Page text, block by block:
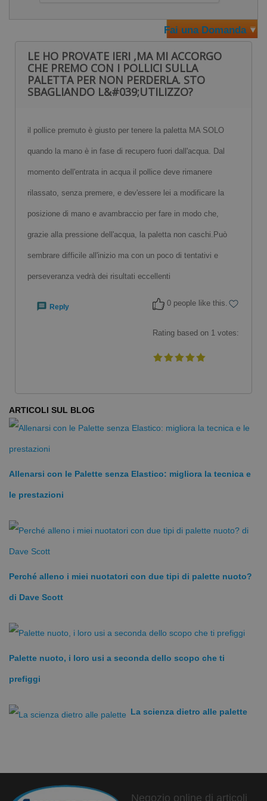
Palette Tecniche Agility Paddlesnon sono soltanto
resistenti ma l'assenza dell'elastico le rende più
confortevoli da indossare per il nuotatore e non crea
problemi agli allenatori con perdite di tempo per elastici
nuove&nbsp;Palette Tecniche Agility
Paddles senza elastico
aiutato a concentrare i miei sforzi sul perfezionare la mia
fase di presa e trazione durante il mio ciclo di bracciata. A
causa dell'assenza dell'elastico è necessario mantenere
una pressione continua per impedire che la paletta si
olimpico 2008 “Al contrario di altre palette tecniche queste
sono modellate alla perfezione per adattarsi alla mano. Mi
significa che posso mettere in pratica al meglio la
meccanica della mia bracciata.”
Caratteristiche delle Palette Tecniche
Senza elastico
La forma ergonomica è modellata alla perfezione per
Favorisce la trazione in anticipo
farfalla
Bordi laterali
Fai una Domanda
LE HO PROVATE IERI ,MA MI ACCORGO
CHE PREMO CON I POLLICI SULLA
PALETTA PER NON PERDERLA. STO
SBAGLIANDO L&#039;UTILIZZO?
il pollice premuto è giusto per tenere la paletta MA SOLO
quando la mano è in fase di recupero fuori dall'acqua. Dal
momento dell'entrata in acqua il pollice deve rimanere
rilassato, senza premere, e dev'essere lei a modificare la
posizione di mano e avambraccio per fare in modo che,
grazie alla pressione dell'acqua, la paletta non caschi.Può
sembrare difficile all'inizio ma con un poco di tentativi e
perseveranza vedrà dei risultati eccellenti
0 people like this.
Rating based on 1 votes:
Reply
ARTICOLI SUL BLOG
Allenarsi con le Palette senza Elastico: migliora la tecnica e
le prestazioni
Perché alleno i miei nuotatori con due tipi di palette nuoto?
di Dave Scott
Palette nuoto, i loro usi a seconda dello scopo che ti
prefiggi
La scienza dietro alle palette
Negozio online di articoli